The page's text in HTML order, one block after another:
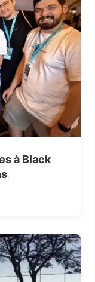
à Black